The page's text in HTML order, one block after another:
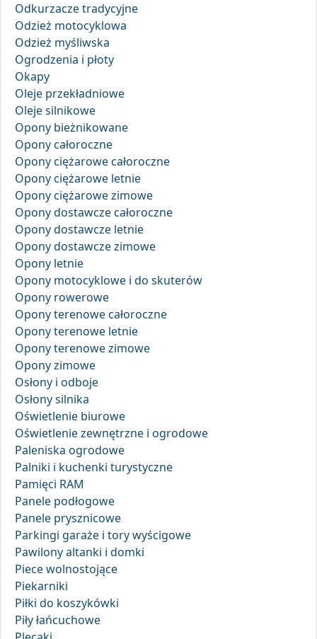
Odkurzacze tradycyjne
Odzież motocyklowa
Odzież myśliwska
Ogrodzenia i płoty
Okapy
Oleje przekładniowe
Oleje silnikowe
Opony bieżnikowane
Opony całoroczne
Opony ciężarowe całoroczne
Opony ciężarowe letnie
Opony ciężarowe zimowe
Opony dostawcze całoroczne
Opony dostawcze letnie
Opony dostawcze zimowe
Opony letnie
Opony motocyklowe i do skuterów
Opony rowerowe
Opony terenowe całoroczne
Opony terenowe letnie
Opony terenowe zimowe
Opony zimowe
Osłony i odboje
Osłony silnika
Oświetlenie biurowe
Oświetlenie zewnętrzne i ogrodowe
Paleniska ogrodowe
Palniki i kuchenki turystyczne
Pamięci RAM
Panele podłogowe
Panele prysznicowe
Parkingi garaże i tory wyścigowe
Pawilony altanki i domki
Piece wolnostojące
Piekarniki
Piłki do koszykówki
Piły łańcuchowe